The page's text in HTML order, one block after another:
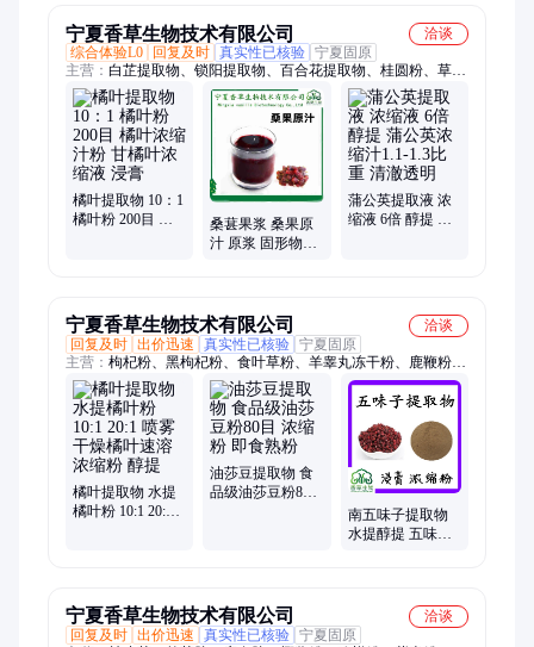
宁夏香草生物技术有限公司
洽谈
综合体验L0
回复及时 真实性已核验 宁夏固原
主营： 白芷提取物、锁阳提取物、百合花提取物、桂圆粉、草莓
粉、薄荷浸膏粉、覆盆子浓缩汁、白扁豆胚芽粉、布渣叶速溶
粉、人参粉、肉苁蓉粉、阿胶粉、黑豆粉、沙棘粉、金银花粉、
莲子心提取物、黄精浸膏、玉竹提取物、青皮浸膏、枳壳提取
液、枸杞浸膏、红花提取物、当归提取物、桑葚提取物、小柑胎
提取物
橘叶提取物 10：1
橘叶粉 200目 橘
桑葚果浆 桑果原
汁 原浆 固形物
蒲公英提取液 浓
缩液 6倍 醇提 蒲
宁夏香草生物技术有限公司
洽谈
回复及时 出价迅速 真实性已核验 宁夏固原
主营： 枸杞粉、黑枸杞粉、食叶草粉、羊睾丸冻干粉、鹿鞭粉、
沙棘浓缩汁、牛鞭粉、沙棘冻干粉、蔓越莓冻干粉、猪肾冻干
粉、豌豆苗冻干粉、鹿血粉、浒苔粉、蒲公英粉、金银花粉、雷
丸粉、鸡内金粉、青稞肽、葵花盘小分子肽
橘叶提取物 水提
橘叶粉 10:1 20:1
油莎豆提取物 食
品级油莎豆粉80
南五味子提取物
水提醇提 五味子
宁夏香草生物技术有限公司
洽谈
回复及时 出价迅速 真实性已核验 宁夏固原